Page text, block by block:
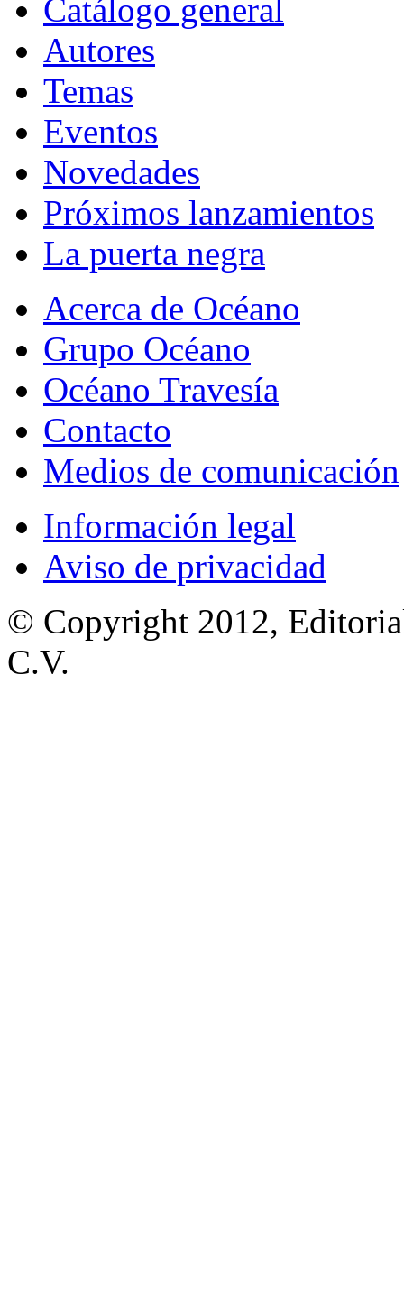
Catálogo general
Autores
Temas
Eventos
Novedades
Próximos lanzamientos
La puerta negra
Acerca de Océano
Grupo Océano
Océano Travesía
Contacto
Medios de comunicación
Información legal
Aviso de privacidad
© Copyright 2012,
C.V.